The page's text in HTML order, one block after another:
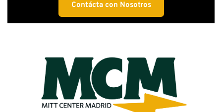
Contácta con Nosotros